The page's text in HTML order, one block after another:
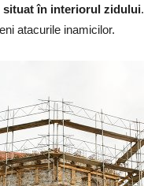
situat în interiorul zidului
atacurile inamicilor.